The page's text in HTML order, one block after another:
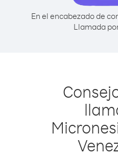
En el encabezado de
Llamada